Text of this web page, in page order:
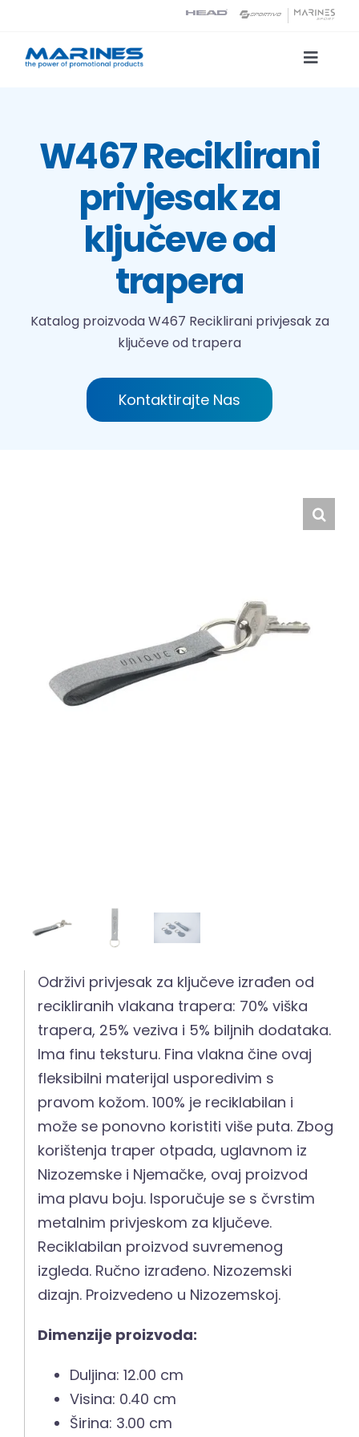
content
Toggle
Tehnologije tiska
W467 Reciklirani
privjesak za
ključeve od
trapera
Katalog proizvodaW467 Reciklirani privjesak za
ključeve od trapera
Kontaktirajte Nas
Održivi privjesak za ključeve izrađen od
recikliranih vlakana trapera: 70% viška
trapera, 25% veziva i 5% biljnih dodataka.
Ima finu teksturu. Fina vlakna čine ovaj
fleksibilni materijal usporedivim s
pravom kožom. 100% je reciklabilan i
može se ponovno koristiti više puta. Zbog
korištenja traper otpada, uglavnom iz
Nizozemske i Njemačke, ovaj proizvod
ima plavu boju. Isporučuje se s čvrstim
metalnim privjeskom za ključeve.
Reciklabilan proizvod suvremenog
izgleda. Ručno izrađeno. Nizozemski
dizajn. Proizvedeno u Nizozemskoj.
Dimenzije proizvoda:
Duljina: 12.00 cm
Visina: 0.40 cm
Širina: 3.00 cm